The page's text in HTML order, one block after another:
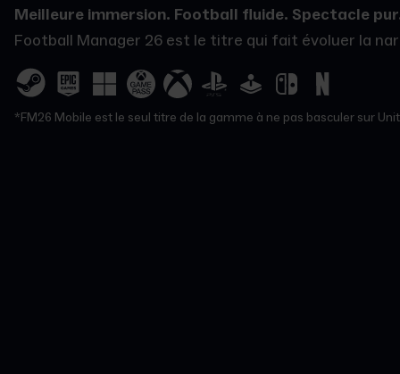
Meilleure immersion. Football fluide. Spectacle
Football Manager 26 est le titre qui fait évoluer la
*FM26 Mobile est le seul titre de la gamme à ne pas basculer sur